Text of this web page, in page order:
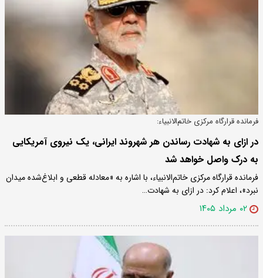
فرمانده قرارگاه مرکزی خاتم‌الانبیاء:
در ازای به شهادت رساندن هر شهروند ایرانی، یک نیروی آمریکایی
به درک واصل خواهد شد
فرمانده قرارگاه مرکزی خاتم‌الانبیاء، با اشاره به «معادله قطعی و ابلاغ‌شده میدان
نبرد»، اعلام کرد: در ازای به شهادت…
۰۲ مرداد ۱۴۰۵